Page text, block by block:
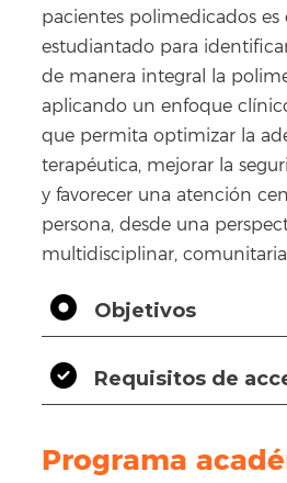
pacientes polimedicados es
estudiantado para
de manera integral la
aplicando un enfoque
que permita optimizar la
terapéutica, mejorar la
y favorecer una atención
persona, desde una
multidisciplinar,
Objetivos
Requisitos de
Programa